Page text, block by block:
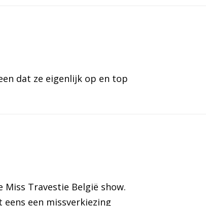
dat ze eigenlijk op en top
Miss Travestie België show.
eens een missverkiezing